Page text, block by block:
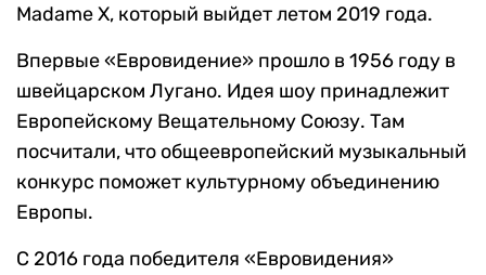
Madame X, который выйдет летом 2019 года.
Впервые «Евровидение» прошло в 1956 году в
швейцарском Лугано. Идея шоу принадлежит
Европейскому Вещательному Союзу. Там
посчитали, что общеевропейский музыкальный
конкурс поможет культурному объединению
Европы.
С 2016 года победителя «Евровидения»